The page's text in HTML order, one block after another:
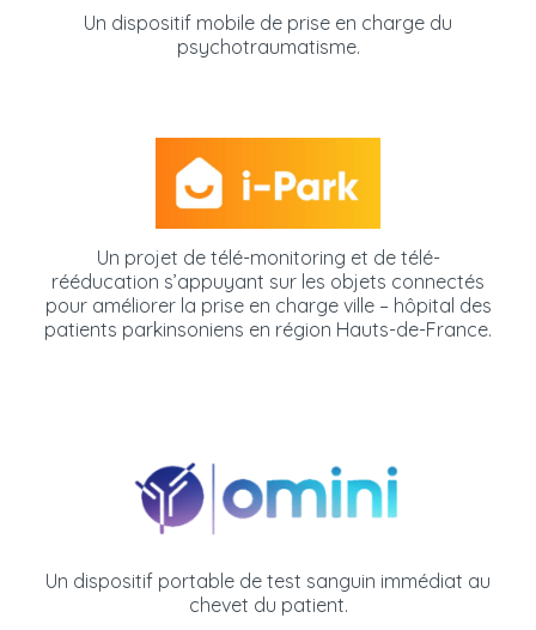
Un dispositif mobile de prise en charge du
psychotraumatisme.
Un projet de télé-monitoring et de télé-
rééducation s’appuyant sur les objets connectés
pour améliorer la prise en charge ville – hôpital des
patients parkinsoniens en région Hauts-de-France.
Un dispositif portable de test sanguin immédiat au
chevet du patient.